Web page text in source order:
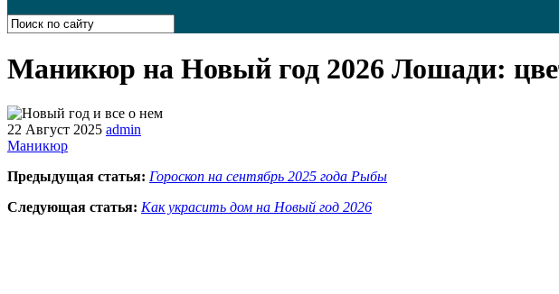
Маникюр на Новый год 2026 Лошади:
22 Август 2025 admin
Маникюр
Предыдущая статья: Гороскоп на сентябрь 2025 года Рыбы
Следующая статья: Как украсить дом на Новый год 2026